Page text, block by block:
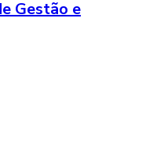
Gestão e